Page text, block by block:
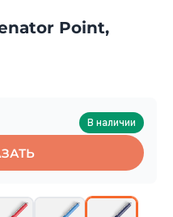
Point,
В наличии